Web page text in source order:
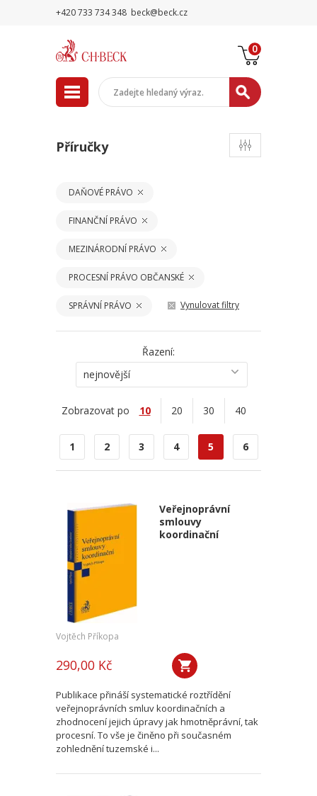
+420 733 734 348 beck@beck.cz
0
Příručky
DAŇOVÉ PRÁVO
FINANČNÍ PRÁVO
MEZINÁRODNÍ PRÁVO
PROCESNÍ PRÁVO OBČANSKÉ
SPRÁVNÍ PRÁVO Vynulovat filtry
Řazení:
nejnovější
Zobrazovat po 10 20 30 40
1 2 3 4 5 6
Veřejnoprávní
smlouvy
koordinační
Vojtěch Příkopa
290,00 Kč
Publikace přináší systematické roztřídění
veřejnoprávních smluv koordinačních a
zhodnocení jejich úpravy jak hmotněprávní, tak
procesní. To vše je činěno při současném
zohlednění tuzemské i...